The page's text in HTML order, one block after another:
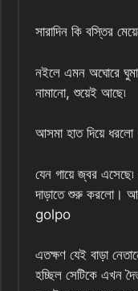
সারাদিন কি বস্তির
নইলে এমন অঘোরে
নামানো, শুয়েই আছে৷
আসমা হাত দিয়ে
যেন গায়ে জ্বর
দাড়াতে শুরু করলো।
golpo
এতক্ষণ যেই বাড়া
হচ্ছিল সেটিকে এখন